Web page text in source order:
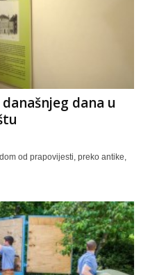
dana u
od prapovijesti, preko antike,